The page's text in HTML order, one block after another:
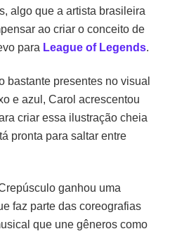
algo que a artista brasileira
ao criar o conceito de
para League of Legends.
bastante presentes no visual
e azul, Carol acrescentou
criar essa ilustração cheia
pronta para saltar entre
ganhou uma
faz parte das coreografias
que une gêneros como